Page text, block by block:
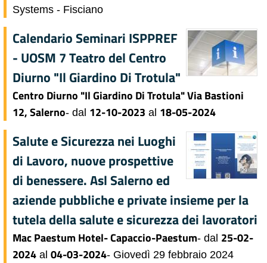
Systems - Fisciano
Calendario Seminari ISPPREF
- UOSM 7 Teatro del Centro
Diurno "Il Giardino Di Trotula"
Centro Diurno "Il Giardino Di Trotula" Via Bastioni
12, Salerno- dal 12-10-2023 al 18-05-2024
Salute e Sicurezza nei Luoghi
di Lavoro, nuove prospettive
di benessere. Asl Salerno ed
aziende pubbliche e private insieme per la
tutela della salute e sicurezza dei lavoratori
Mac Paestum Hotel- Capaccio-Paestum- dal 25-02-
2024 al 04-03-2024- Giovedì 29 febbraio 2024